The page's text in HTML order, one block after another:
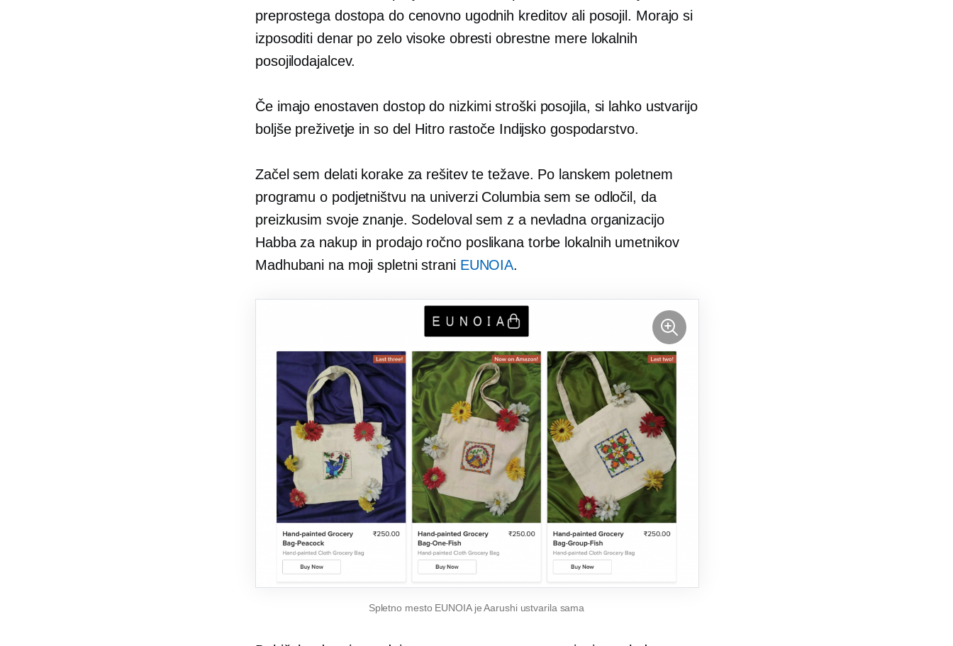
preprostega dostopa do cenovno ugodnih kreditov ali posojil. Morajo si
izposoditi denar po zelo visoke obresti obrestne mere lokalnih
posojilodajalcev.
Če imajo enostaven dostop do nizkimi stroškiposojila, si lahko ustvarijo
boljše preživetje in so del Hitro rastočeIndijsko gospodarstvo.
Začel sem delati korake za rešitev te težave. Po lanskem poletnem
programu o podjetništvu na univerzi Columbia sem se odločil, da
preizkusim svoje znanje. Sodeloval sem z a nevladnaorganizacijo
Habba za nakup in prodajo ročno poslikanatorbe lokalnih umetnikov
Madhubani na moji spletni strani EUNOIA.
Spletno mesto EUNOIA je Aarushi ustvarila sama